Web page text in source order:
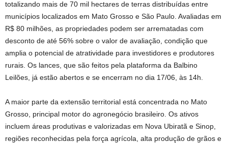
totalizando mais de 70 mil hectares de terras distribuídas entre
municípios localizados em Mato Grosso e São Paulo. Avaliadas em
R$ 80 milhões, as propriedades podem ser arrematadas com
desconto de até 56% sobre o valor de avaliação, condição que
amplia o potencial de atratividade para investidores e produtores
rurais. Os lances, que são feitos pela plataforma da Balbino
Leilões, já estão abertos e se encerram no dia 17/06, às 14h.
A maior parte da extensão territorial está concentrada no Mato
Grosso, principal motor do agronegócio brasileiro. Os ativos
incluem áreas produtivas e valorizadas em Nova Ubiratã e Sinop,
regiões reconhecidas pela força agrícola, alta produção de grãos e